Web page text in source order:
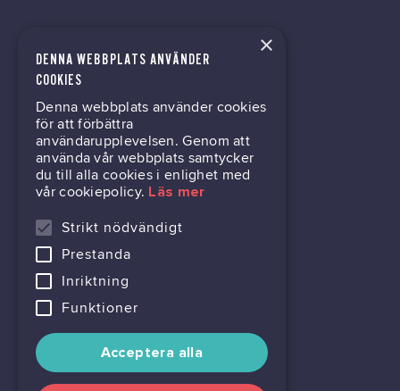
tech@hoy.se
031-63 64 80
Mölndalsvägen 30B
Box 24061
400 22 Göteborg
716444-6762
×
DENNA WEBBPLATS ANVÄNDER
COOKIES
Denna webbplats använder cookies
för att förbättra
användarupplevelsen. Genom att
använda vår webbplats samtycker
du till alla cookies i enlighet med
vår cookiepolicy. Läs mer
Strikt nödvändigt
Prestanda
Inriktning
Funktioner
Acceptera alla